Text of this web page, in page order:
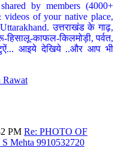
by members (4000+
videos of your native place,
उत्तराखंड के गाढ़,
हिसालू-काफल-किलमोड़ी, पर्वत,
आइये देखिये ..और आप भी
Rawat
PM Re: PHOTO OF
Mehta 9910532720